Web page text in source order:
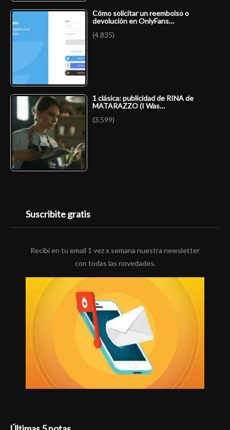
Cómo solicitar un reembolso o
devolución en OnlyFans…
(4.835)
1 clásica: publicidad de RINA de
MATARAZZO (I Was…
(3.599)
Suscribite gratis
Recibí en tu email 1 vez x semana nuestra newsletter
con todas las novedades.